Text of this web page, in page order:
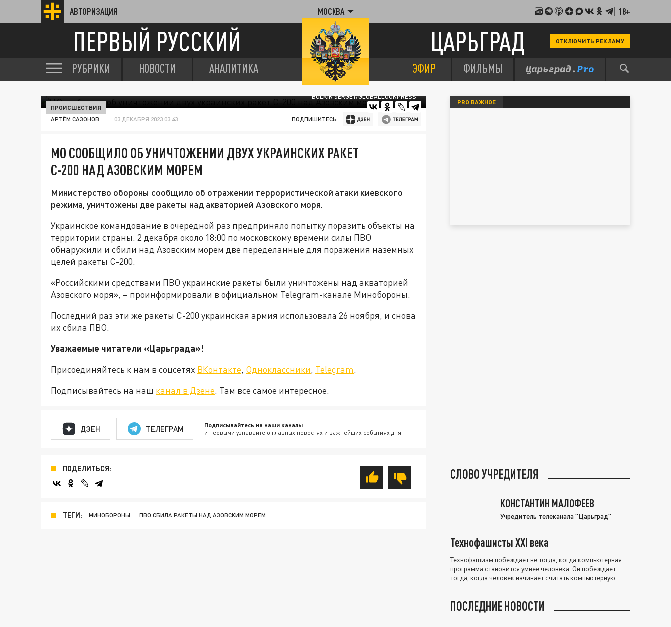
АВТОРИЗАЦИЯ МОСКВА 18+
ПЕРВЫЙ РУССКИЙ ЦАРЬГРАД ОТКЛЮЧИТЬ РЕКЛАМУ
РУБРИКИ НОВОСТИ АНАЛИТИКА ЭФИР ФИЛЬМЫ
BULKIN SERGEY/GLOBALLOOKPRESS
ПРОИСШЕСТВИЯ
АРТЁМ САЗОНОВ 03 ДЕКАБРЯ 2023 03:43 ПОДПИШИТЕСЬ:
МО СООБЩИЛО ОБ УНИЧТОЖЕНИИ ДВУХ УКРАИНСКИХ РАКЕТ
С-200 НАД АЗОВСКИМ МОРЕМ
Министерство обороны сообщило об отражении террористической атаки киевского
режима, уничтожены две ракеты над акваторией Азовского моря.
Украинское командование в очередной раз предприняло попытку поразить объекты на
территории страны. 2 декабря около 18:00 по московскому времени силы ПВО
обнаружили и сбили над Азовским морем две переделанные для поражения наземных
целей ракеты С-200.
«Российскими средствами ПВО украинские ракеты были уничтожены над акваторией
Азовского моря», – проинформировали в официальном Telegram-канале Минобороны.
Последний раз эти же ракеты С-200 украинская армия использовала 26 ноября, и снова
их сбила ПВО.
Уважаемые читатели «Царьграда»!
Присоединяйтесь к нам в соцсетях ВКонтакте, Одноклассники, Telegram.
Подписывайтесь на наш канал в Дзене. Там все самое интересное.
ДЗЕН ТЕЛЕГРАМ Подписывайтесь на наши каналы
и первыми узнавайте о главных новостях и важнейших событиях дня.
ПОДЕЛИТЬСЯ:
ТЕГИ: МИНОБОРОНЫ ПВО СБИЛА РАКЕТЫ НАД АЗОВСКИМ МОРЕМ
PRO ВАЖНОЕ
СЛОВО УЧРЕДИТЕЛЯ
КОНСТАНТИН МАЛОФЕЕВ
Учредитель телеканала "Царьград"
Технофашисты XXI века
Технофашизм побеждает не тогда, когда компьютерная
программа становится умнее человека. Он побеждает
тогда, когда человек начинает считать компьютерную
ПОСЛЕДНИЕ НОВОСТИ